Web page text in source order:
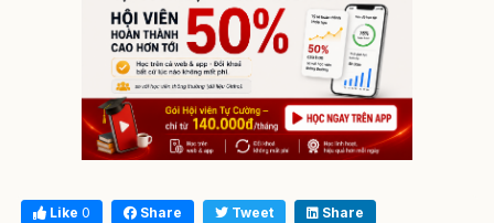
Like 0 Share Tweet Share